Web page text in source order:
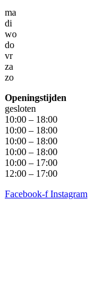
ma
di
wo
do
vr
za
zo
Openingstijden
gesloten
10:00 – 18:00
10:00 – 18:00
10:00 – 18:00
10:00 – 18:00
10:00 – 17:00
12:00 – 17:00
Facebook-f Instagram